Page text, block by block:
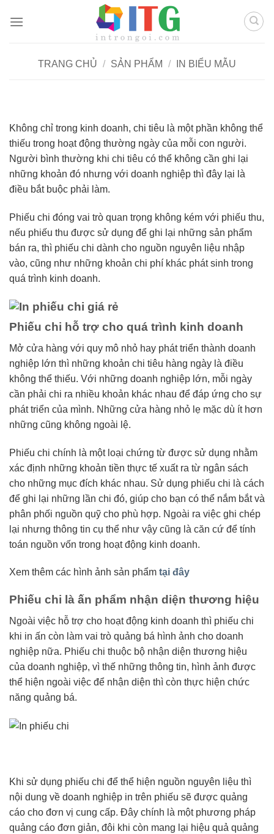
đến
TRANG CHỦ
/ SẢN PHẨM / IN BIỂU MẪU
Không chỉ trong kinh doanh, chi tiêu là một phần không thể
thiếu trong hoạt động thường ngày của mỗi con người.
Người bình thường khi chi tiêu có thể không cần ghi lại
những khoản đó nhưng với doanh nghiệp thì đây lại là
điều bắt buộc phải làm.
Phiếu chi đóng vai trò quan trọng không kém với phiếu thu,
nếu phiếu thu được sử dụng để ghi lại những sản phẩm
bán ra, thì phiếu chi dành cho nguồn nguyên liệu nhập
vào, cũng như những khoản chi phí khác phát sinh trong
quá trình kinh doanh.
Phiếu chi hỗ trợ cho quá trình kinh doanh
Mở cửa hàng với quy mô nhỏ hay phát triển thành doanh
nghiệp lớn thì những khoản chi tiêu hàng ngày là điều
không thể thiếu. Với những doanh nghiệp lớn, mỗi ngày
cần phải chi ra nhiều khoản khác nhau để đáp ứng cho sự
phát triển của mình. Những cửa hàng nhỏ lẹ mặc dù ít hơn
những cũng không ngoài lệ.
Phiếu chi chính là một loại chứng từ được sử dụng nhằm
xác định những khoản tiền thực tế xuất ra từ ngân sách
cho những mục đích khác nhau. Sử dụng phiếu chi là cách
để ghi lại những lần chi đó, giúp cho bạn có thể nắm bắt và
phân phối nguồn quỹ cho phù hợp. Ngoài ra việc ghi chép
lại nhưng thông tin cụ thể như vậy cũng là căn cứ để tính
toán nguồn vốn trong hoạt động kinh doanh.
Xem thêm các hình ảnh sản phẩm tại đây
Phiếu chi là ấn phẩm nhận diện thương hiệu
Ngoài việc hỗ trợ cho hoạt động kinh doanh thì phiếu chi
khi in ấn còn làm vai trò quảng bá hình ảnh cho doanh
nghiệp nữa. Phiếu chi thuộc bộ nhận diện thương hiệu
của doanh nghiệp, vì thế những thông tin, hình ảnh được
thể hiện ngoài việc để nhận diện thì còn thực hiện chức
năng quảng bá.
Khi sử dụng phiếu chi để thể hiện nguồn nguyên liệu thì
nội dung về doanh nghiệp in trên phiếu sẽ được quảng
cáo cho đơn vị cung cấp. Đây chính là một phương pháp
quảng cáo đơn giản, đôi khi còn mang lại hiệu quả quảng